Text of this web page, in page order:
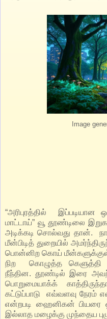
Image
“அரிபுரத்தில்
மாட்டாய்” வூ தூண்டிலை
அடிக்கடி சொல்வது தான்.
மீன்பிடித் துறையில்
பொன்னிற கொய் மீன்களுக்குள்
நிற கொழுத்த கெளுத்தி
நீந்தின. தூண்டில் இரை
பொறுமையாக்க்
கட்டுப்பாடு எவ்வளவு நேரம்
என்றபடி ஹைனிகன் பியரை
இல்லாத மழைக்கு முந்தைய